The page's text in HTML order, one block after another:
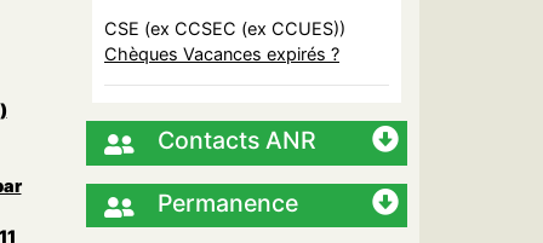
CSE (ex CCSEC (ex CCUES))
Chèques Vacances expirés ?
Contacts ANR
Permanence